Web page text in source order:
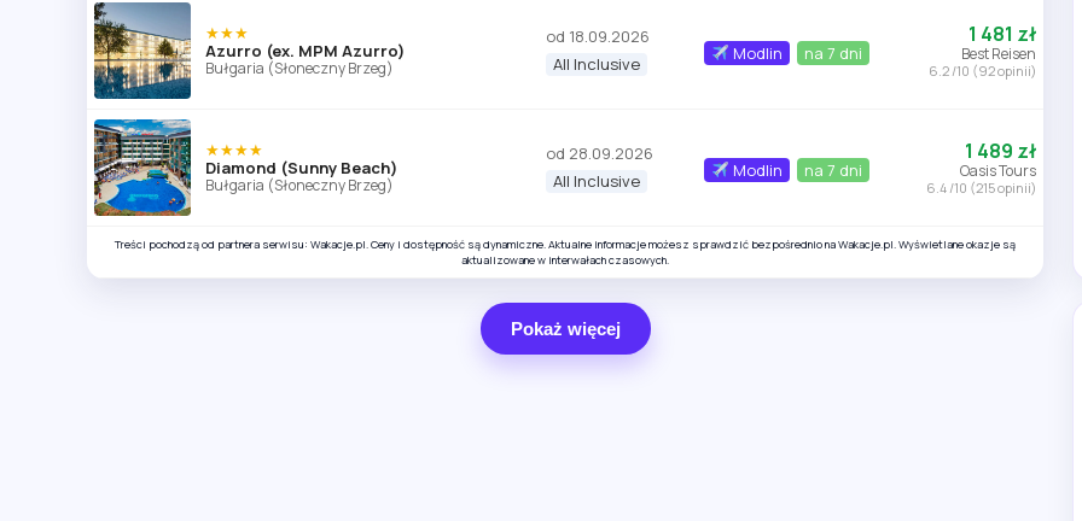
★★★
Azurro (ex. MPM Azurro)
Bułgaria (Słoneczny Brzeg)
od 18.09.2026
All Inclusive
Modlin na 7 dni
1 481 zł
Best Reisen
6.2 /10 (92 opinii)
★★★★
Diamond (Sunny Beach)
Bułgaria (Słoneczny Brzeg)
od 28.09.2026
All Inclusive
Modlin na 7 dni
1 489 zł
Oasis Tours
6.4 /10 (215 opinii)
Treści pochodzą od partnera serwisu: Wakacje.pl. Ceny i dostępność są dynamiczne. Aktualne informacje możesz sprawdzić bezpośrednio na Wakacje.pl. Wyświetlane okazje są
aktualizowane w interwałach czasowych.
Pokaż więcej